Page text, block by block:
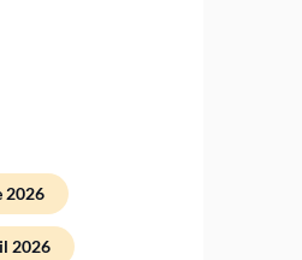
2026
2026